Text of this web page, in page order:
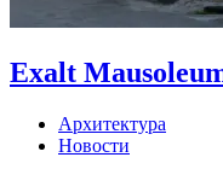
Exalt
Архитектура
Новости